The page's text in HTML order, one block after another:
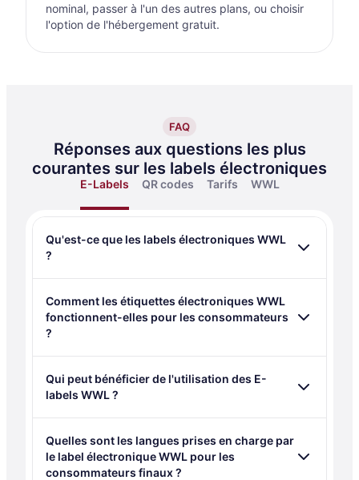
nominal, passer à l'un des autres plans, ou choisir
l'option de l'hébergement gratuit.
FAQ
Réponses aux questions les plus
courantes sur les labels électroniques
E-Labels QR codes Tarifs WWL
Qu'est-ce que les labels électroniques WWL
?
Comment les étiquettes électroniques WWL
fonctionnent-elles pour les consommateurs
?
Qui peut bénéficier de l'utilisation des E-
labels WWL ?
Quelles sont les langues prises en charge par
le label électronique WWL pour les
consommateurs finaux ?